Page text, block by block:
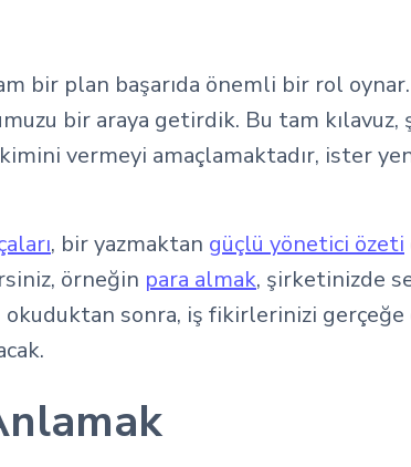
bir plan başarıda önemli bir rol
bir araya getirdik. Bu tam
vermeyi amaçlamaktadır, ister
, bir yazmaktan güçlü yönetici özeti
örneğin para almak, şirketinizde
okuduktan sonra, iş fikirlerinizi